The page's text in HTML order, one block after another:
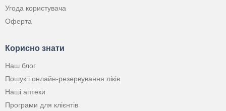
Угода користувача
Оферта
Корисно знати
Наш блог
Пошук і онлайн-резервування ліків
Наші аптеки
Програми для клієнтів